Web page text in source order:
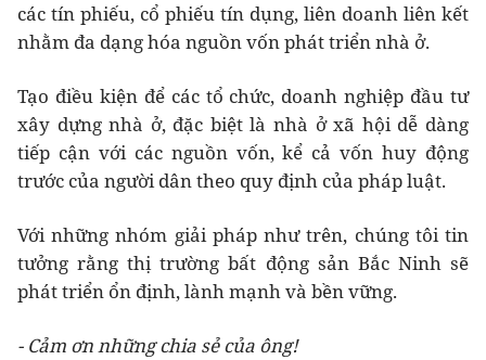
các tín phiếu, cổ phiếu tín dụng, liên doanh liên kết
nhằm đa dạng hóa nguồn vốn phát triển nhà ở.
Tạo điều kiện để các tổ chức, doanh nghiệp đầu tư
xây dựng nhà ở, đặc biệt là nhà ở xã hội dễ dàng
tiếp cận với các nguồn vốn, kể cả vốn huy động
trước của người dân theo quy định của pháp luật.
Với những nhóm giải pháp như trên, chúng tôi tin
tưởng rằng thị trường bất động sản Bắc Ninh sẽ
phát triển ổn định, lành mạnh và bền vững.
- Cảm ơn những chia sẻ của ông!